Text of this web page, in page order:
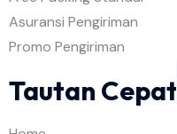
Asuransi Pengiriman
Promo Pengiriman
Tautan Cepat